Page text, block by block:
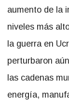
aumento de la
niveles más
la guerra en
perturbaron
las cadenas
energía,